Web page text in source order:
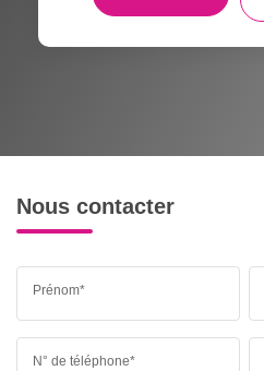
Nous contacter
Prénom*
N° de téléphone*